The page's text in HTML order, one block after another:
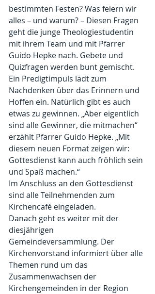
bestimmten Festen? Was feiern wir
alles – und warum? – Diesen Fragen
geht die junge Theologiestudentin
mit ihrem Team und mit Pfarrer
Guido Hepke nach. Gebete und
Quizfragen werden bunt gemischt.
Ein Predigtimpuls lädt zum
Nachdenken über das Erinnern und
Hoffen ein. Natürlich gibt es auch
etwas zu gewinnen. „Aber eigentlich
sind alle Gewinner, die mitmachen“
erzählt Pfarrer Guido Hepke. „Mit
diesem neuen Format zeigen wir:
Gottesdienst kann auch fröhlich sein
und Spaß machen.“
Im Anschluss an den Gottesdienst
sind alle Teilnehmenden zum
Kirchencafé eingeladen.
Danach geht es weiter mit der
diesjährigen
Gemeindeversammlung. Der
Kirchenvorstand informiert über alle
Themen rund um das
Zusammenwachsen der
Kirchengemeinden in der Region